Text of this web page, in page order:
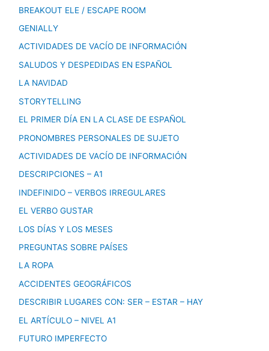
BREAKOUT ELE / ESCAPE ROOM
GENIALLY
ACTIVIDADES DE VACÍO DE INFORMACIÓN
SALUDOS Y DESPEDIDAS EN ESPAÑOL
LA NAVIDAD
STORYTELLING
EL PRIMER DÍA EN LA CLASE DE ESPAÑOL
PRONOMBRES PERSONALES DE SUJETO
ACTIVIDADES DE VACÍO DE INFORMACIÓN
DESCRIPCIONES – A1
INDEFINIDO – VERBOS IRREGULARES
EL VERBO GUSTAR
LOS DÍAS Y LOS MESES
PREGUNTAS SOBRE PAÍSES
LA ROPA
ACCIDENTES GEOGRÁFICOS
DESCRIBIR LUGARES CON: SER – ESTAR – HAY
EL ARTÍCULO – NIVEL A1
FUTURO IMPERFECTO